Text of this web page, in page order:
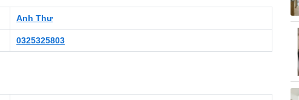
Anh Thư
0325325803